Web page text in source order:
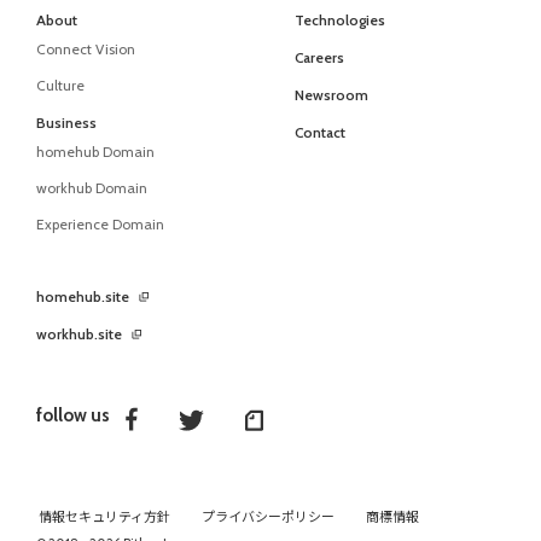
follow us
About
Connect Vision
Culture
Business
homehub Domain
workhub Domain
Experience Domain
Technologies
Careers
Newsroom
Contact
homehub.site
workhub.site
情報セキュリティ方針 プライバシーポリシー
商標情報